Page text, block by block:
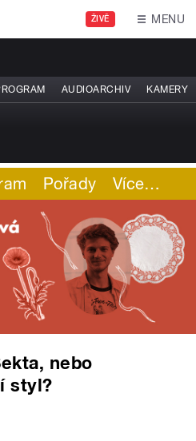
ŽIVĚ MENU
AUDIOARCHIV KAMERY
Pořady Více…
nebo
styl?